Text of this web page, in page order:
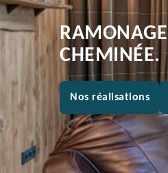
CHEMINÉE.
Nos réalisations